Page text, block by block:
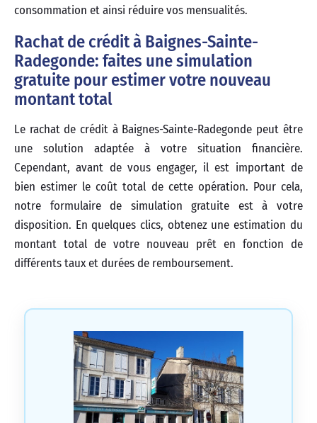
consommation et ainsi réduire vos mensualités.
Rachat de crédit à Baignes-Sainte-
Radegonde: faites une simulation
gratuite pour estimer votre nouveau
montant total
Le rachat de crédit à Baignes-Sainte-Radegonde peut être
une solution adaptée à votre situation financière.
Cependant, avant de vous engager, il est important de
bien estimer le coût total de cette opération. Pour cela,
notre formulaire de simulation gratuite est à votre
disposition. En quelques clics, obtenez une estimation du
montant total de votre nouveau prêt en fonction de
différents taux et durées de remboursement.